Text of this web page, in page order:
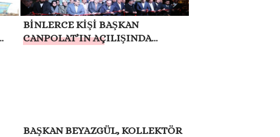
BİNLERCE KİŞİ BAŞKAN
CANPOLAT’IN AÇILIŞINDA
BAŞKAN BEYAZGÜL, KOLLEKTÖR